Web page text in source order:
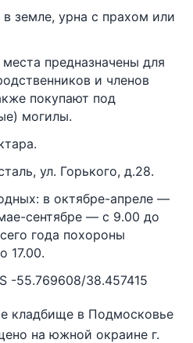
земле, урна с прахом или
предназначены для
и членов
покупают под
могилы.
ул. Горького, д.28.
в октябре-апреле —
сентябре — с 9.00 до
года похороны
17.00.
-55.769608/38.457415
кладбище в Подмосковье
на южной окраине г.